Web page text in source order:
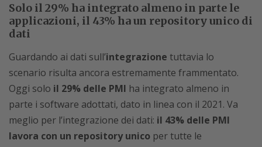
Solo il 29% ha integrato almeno in parte le
applicazioni, il 43% ha un repository unico di
dati
Guardando ai dati sull’integrazione tuttavia lo
scenario risulta ancora estremamente frammentato.
Oggi solo il 29% delle PMI ha integrato almeno in
parte i software adottati, dato in linea con il 2021. Va
meglio per l’integrazione dei dati: il 43% delle PMI
lavora con un repository unico per tutte le